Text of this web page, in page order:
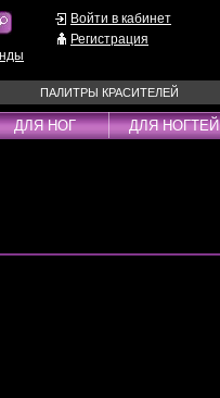
Войти в кабинет
Регистрация
ПАЛИТРЫ КРАСИТЕЛЕЙ
Спрей
ДЛЯ НОГ ДЛЯ НОГТЕЙ